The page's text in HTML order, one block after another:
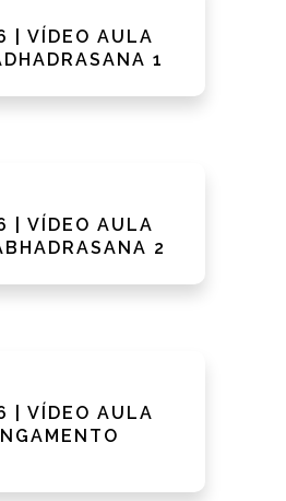
| VÍDEO AULA
1
| VÍDEO AULA
2
| VÍDEO AULA